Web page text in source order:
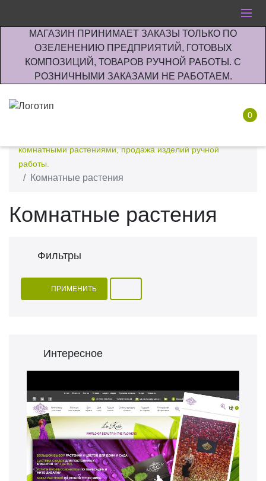
МАГАЗИН ПРИНИМАЕТ ЗАКАЗЫ ТОЛЬКО ПО
ОЗЕЛЕНЕНИЮ ПРЕДПРИЯТИЙ, ГОТОВЫХ
КОМПОЗИЦИЙ, ТОВАРОВ РУЧНОЙ РАБОТЫ. С
РОЗНИЧНЫМИ ЗАКАЗАМИ НЕ РАБОТАЕМ.
0
комнатными растениями, продажа изделий ручной
работы.
Комнатные растения
Комнатные растения
Фильтры
ПРИМЕНИТЬ
Интересное